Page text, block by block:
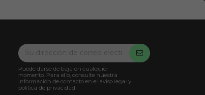
Puede darse de baja en cualquier
momento. Para ello, consulte nuestra
información de contacto en el aviso legal y
política de privacidad.